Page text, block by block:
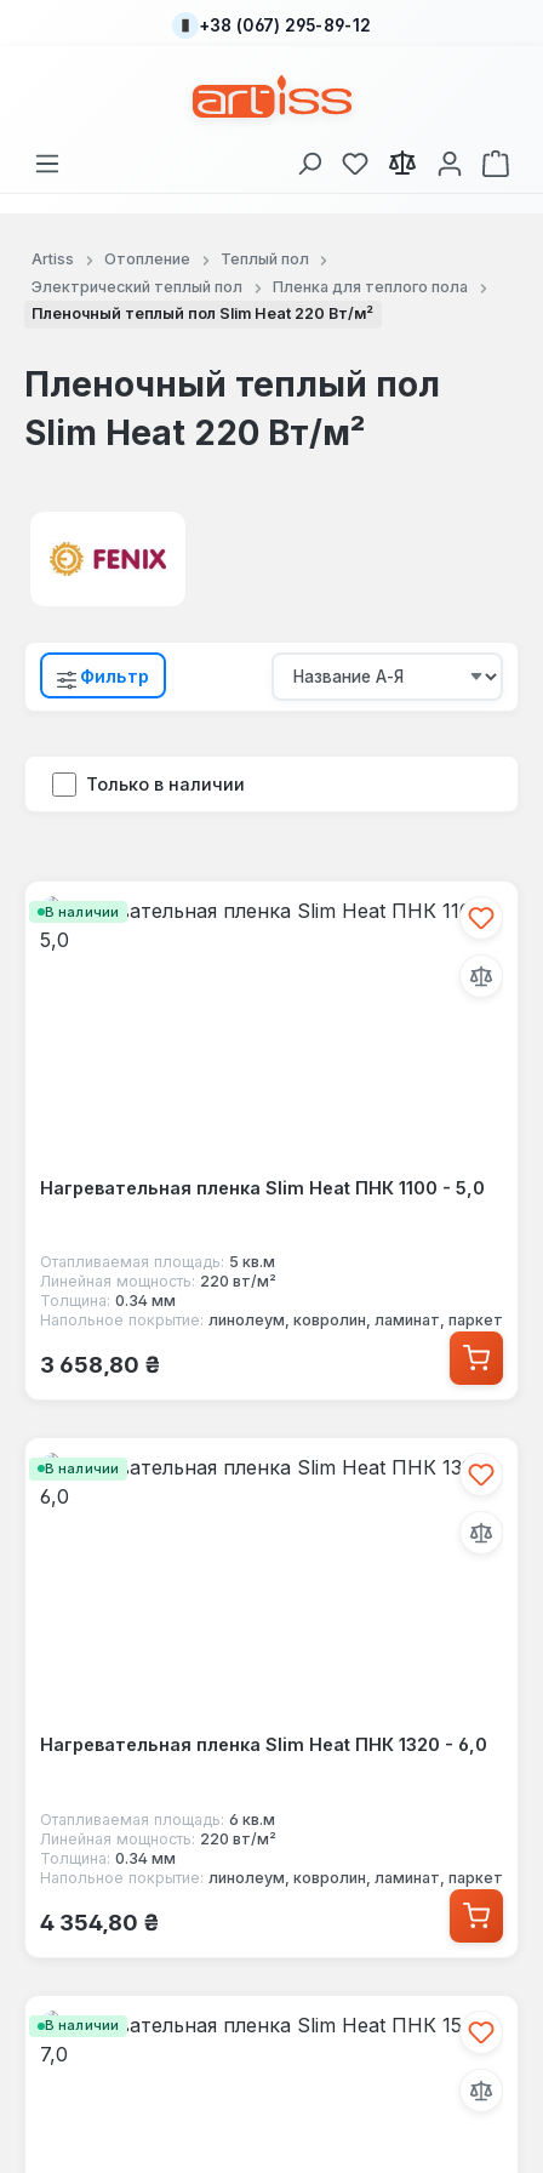
Перейти к основному содержанию
+38 (067) 295-89-12
У вас есть товары
В
Artiss Отопление
Теплый пол
Электрический теплый пол
Пленка для теплого пола
Пленочный теплый пол Slim Heat 220 Вт/м²
Пленочный теплый пол
Slim Heat 220 Вт/м²
Фильтр
Только в наличии
В наличии
Нагревательная пленка Slim Heat ПНК 1100 - 5,0
Отапливаемая площадь: 5 кв.м
Линейная мощность: 220 вт/м²
Толщина: 0.34 мм
Напольное покрытие: линолеум, ковролин, ламинат, паркет
Обычная цена:
3 658,80 ₴
В наличии
Нагревательная пленка Slim Heat ПНК 1320 - 6,0
Отапливаемая площадь: 6 кв.м
Линейная мощность: 220 вт/м²
Толщина: 0.34 мм
Напольное покрытие: линолеум, ковролин, ламинат, паркет
Обычная цена:
4 354,80 ₴
В наличии